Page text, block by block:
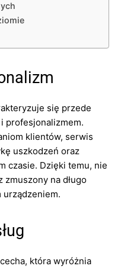
się przede
profesjonalizmem.
klientów, serwis
uszkodzeń oraz
czasie. Dzięki temu, nie
na długo
urządzeniem.
która wyróżnia